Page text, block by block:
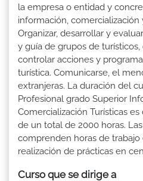
la empresa o entidad y
información, comercialización
Organizar, desarrollar y
y guía de grupos de turísticos,
controlar acciones y
turística. Comunicarse, el
extranjeras. La duración del
Profesional grado Superior
Comercialización Turísticas
de un total de 2000 horas.
comprenden horas de trabajo
realización de prácticas en
Curso que se dirige a